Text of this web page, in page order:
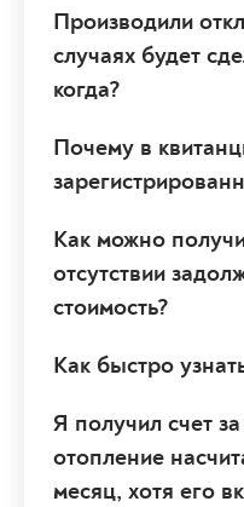
Производили
случаях будет
когда?
Почему в
Как можно
отсутствии
стоимость?
Как быстро
Я получил счет
отопление
месяц, хотя его